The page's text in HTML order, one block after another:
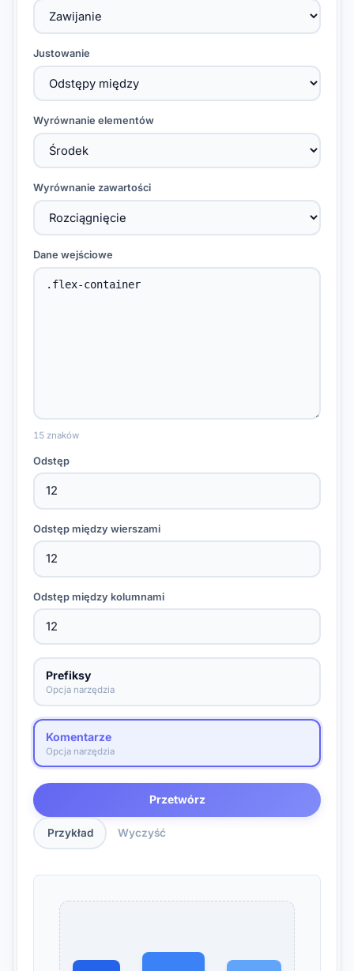
Justowanie
Wyrównanie elementów
Wyrównanie zawartości
Dane wejściowe
15 znaków
Odstęp
Odstęp między wierszami
Odstęp między kolumnami
Prefiksy
Opcja narzędzia
Komentarze
Opcja narzędzia
Przetwórz
Przykład Wyczyść